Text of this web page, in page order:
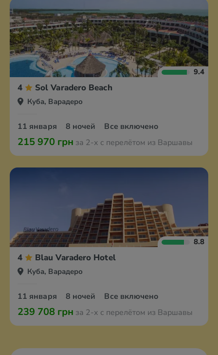
9.4
4 Sol Varadero Beach
Куба, Варадеро
11 января 8 ночей Все включено
215 970 грн за 2-х с перелётом из Варшавы
8.8
4 Blau Varadero Hotel‎
Куба, Варадеро
11 января 8 ночей Все включено
239 708 грн за 2-х с перелётом из Варшавы